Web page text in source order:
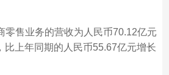
零售业务的营收为人民币70.12亿元
比上年同期的人民币55.67亿元增长